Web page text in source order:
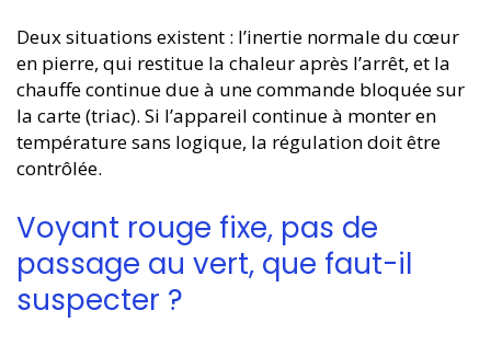
Deux situations existent : l’inertie normale du cœur
en pierre, qui restitue la chaleur après l’arrêt, et la
chauffe continue due à une commande bloquée sur
la carte (triac). Si l’appareil continue à monter en
température sans logique, la régulation doit être
contrôlée.
Voyant rouge fixe, pas de
passage au vert, que faut-il
suspecter ?